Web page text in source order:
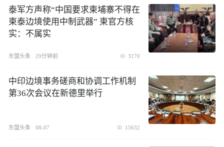
泰军方声称“中国要求柬埔寨不得在
柬泰边境使用中制武器” 柬官方核
实：不属实
东盟头条 29分钟前 3170
中印边境事务磋商和协调工作机制
第36次会议在新德里举行
东盟头条 08-07 15632